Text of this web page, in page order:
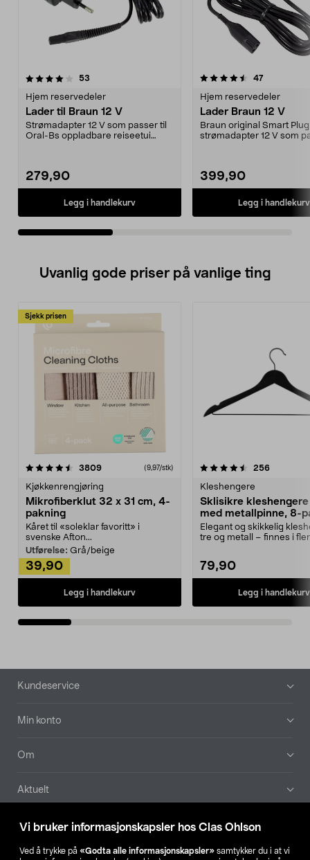
Vi bruker informasjonskapsler hos Clas Ohlson
Ved å trykke på «Godta alle informasjonskapsler» samtykker du i at vi
53
Hjem reservedeler
Lader til Braun 12 V
Strømadapter 12 V som passer til
Oral-Bs oppladbare reiseetui
279,90
Legg i handlekurv
4.5av 5 stjerner 47
Hjem reservedeler
Lader Braun 12 V
Braun original Smart Plug
strømadapter 12 V som
399,90
Legg i handlekurv
4.5av 5 stjerner
Uvanlig gode priser på vanlige ting
Sjekk prisen
3809anmeldelser(9,97/stk)
Kjøkkenrengjøring
Mikrofiberklut 32 x 31 cm, 4-
pakning
Kåret til «soleklar favoritt» i
svenske Afton...
Utførelse: Grå/beige
39,90
Legg i handlekurv
4.5av 5 stjerner 256
Kleshengere
Sklisikre
med metallpinne, 8-
Elegant og skikkelig
tre og metall – finnes i
79,90
Legg i handlekurv
4.5av 5 stjerner
Bunntekst
Kundeservice
Min konto
Om
Aktuelt
Våre selskaper
Finn din butikk